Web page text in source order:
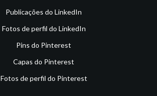
Publicações do LinkedIn
Fotos de perfil do LinkedIn
Pins do Pinterest
Capas do Pinterest
Fotos de perfil do Pinterest